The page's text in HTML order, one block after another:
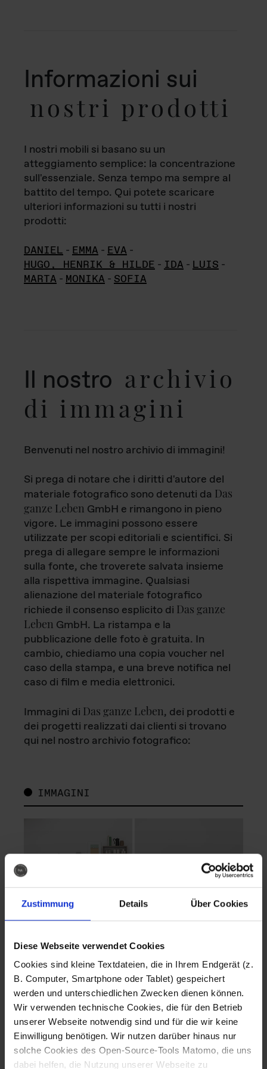
Zustimmung Details Über Cookies
Diese Webseite verwendet Cookies
Cookies sind kleine Textdateien, die in Ihrem Endgerät (z.
B. Computer, Smartphone oder Tablet) gespeichert
werden und unterschiedlichen Zwecken dienen können.
Wir verwenden technische Cookies, die für den Betrieb
unserer Webseite notwendig sind und für die wir keine
Einwilligung benötigen. Wir nutzen darüber hinaus nur
solche Cookies des Open-Source-Tools Matomo, die uns
dabei helfen, die Nutzung unserer Webseite zu
Informazioni sui
nostri prodotti
I nostri mobili si basano su un
atteggiamento semplice: la concentrazione
sull'essenziale. Senza tempo ma sempre al
battito del tempo. Qui potete scaricare
ulteriori informazioni su tutti i nostri
prodotti:
DANIEL - EMMA - EVA -
HUGO, HENRIK & HILDE - IDA - LUIS -
MARTA - MONIKA - SOFIA
Il nostro archivio
di immagini
Benvenuti nel nostro archivio di immagini!
Si prega di notare che i diritti d'autore del
materiale fotografico sono detenuti da Das
ganze Leben GmbH e rimangono in pieno
vigore. Le immagini possono essere
utilizzate per scopi editoriali e scientifici. Si
prega di allegare sempre le informazioni
sulla fonte, che troverete salvata insieme
alla rispettiva immagine. Qualsiasi
alienazione del materiale fotografico
richiede il consenso esplicito di Das ganze
Leben GmbH. La ristampa e la
pubblicazione delle foto è gratuita. In
cambio, chiediamo una copia voucher nel
caso della stampa, e una breve notifica nel
caso di film e media elettronici.
Immagini di Das ganze Leben, dei prodotti e
dei progetti realizzati dai clienti si trovano
qui nel nostro archivio fotografico:
IMMAGINI
Fotografo: Lorenz
Sternbach
Download
Fotografo: Lorenz
Sternbach
Download